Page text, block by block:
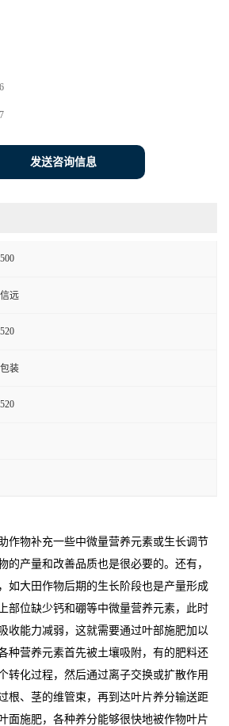
发送咨询信息
500
信远
520
包装
520
作物补充一些中微量营养元素或生长调节
的产量和改善品质也是很必要的。还有，
如大田作物后期的生长阶段也是产量形成
部位缺少钙和硼等中微量营养元素，此时
收能力减弱，这就需要通过叶部施肥加以
种营养元素首先被土壤吸附，有的肥料还
转化过程，然后通过离子交换或扩散作用
根、茎的维管束，再到达叶片养分输送距
面施肥，各种养分能够很快地被作物叶片